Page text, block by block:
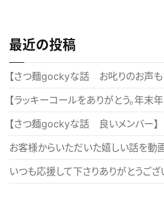
ゲ
ー
ン
最近の投稿
【さつ麺gockyな話 お叱りのお声も
【ラッキーコールをありがとう。年末年
【さつ麺gockyな話 良いメンバー】
お客様からいただいた嬉しい話を動
いつも応援して下さりありがとうござ